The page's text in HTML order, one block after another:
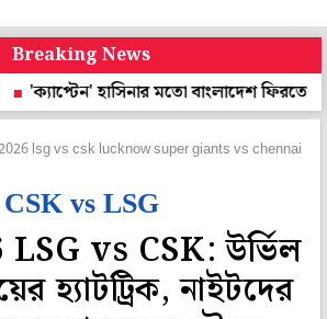
Breaking News
হাসিনার মতো বাংলাদেশ ফিরতে চান শাকিব,
lsg vs csk lucknow super giants vs chennai
CSK vs LSG
vs CSK: উর্ভিল
হ্যাটট্রিক, নাইটদের